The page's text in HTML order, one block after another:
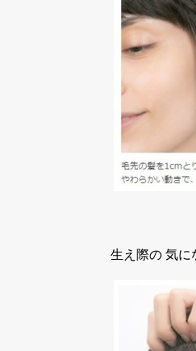
生え際の 気に